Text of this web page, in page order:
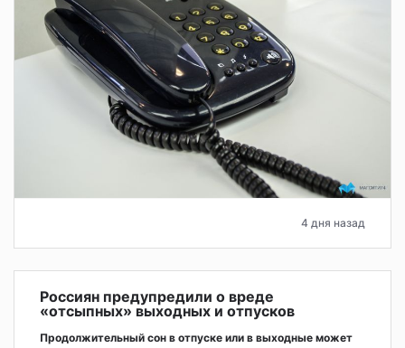
4 дня назад
Россиян предупредили о вреде
«отсыпных» выходных и отпусков
Продолжительный сон в отпуске или в выходные может